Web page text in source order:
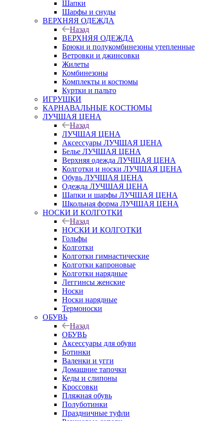
Шапки
Шарфы и снуды
ВЕРХНЯЯ ОДЕЖДА
Назад
ВЕРХНЯЯ ОДЕЖДА
Брюки и полукомбинезоны утепленные
Ветровки и джинсовки
Жилеты
Комбинезоны
Комплекты и костюмы
Куртки и пальто
ИГРУШКИ
КАРНАВАЛЬНЫЕ КОСТЮМЫ
ЛУЧШАЯ ЦЕНА
Назад
ЛУЧШАЯ ЦЕНА
Аксессуары ЛУЧШАЯ ЦЕНА
Белье ЛУЧШАЯ ЦЕНА
Верхняя одежда ЛУЧШАЯ ЦЕНА
Колготки и носки ЛУЧШАЯ ЦЕНА
Обувь ЛУЧШАЯ ЦЕНА
Одежда ЛУЧШАЯ ЦЕНА
Шапки и шарфы ЛУЧШАЯ ЦЕНА
Школьная форма ЛУЧШАЯ ЦЕНА
НОСКИ И КОЛГОТКИ
Назад
НОСКИ И КОЛГОТКИ
Гольфы
Колготки
Колготки гимнастические
Колготки капроновые
Колготки нарядные
Леггинсы женские
Носки
Носки нарядные
Термоноски
ОБУВЬ
Назад
ОБУВЬ
Аксессуары для обуви
Ботинки
Валенки и угги
Домашние тапочки
Кеды и слипоны
Кроссовки
Пляжная обувь
Полуботинки
Праздничные туфли